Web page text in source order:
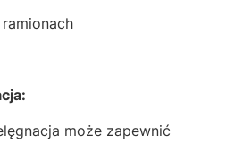
może zapewnić